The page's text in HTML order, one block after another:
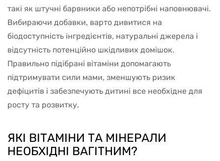
такі як штучні барвники або непотрібні наповнювачі.
Вибираючи добавки, варто дивитися на
біодоступність інгредієнтів, натуральні джерела і
відсутність потенційно шкідливих домішок.
Правильно підібрані вітаміни допомагають
підтримувати сили мами, зменшують ризик
дефіцитів і забезпечують дитині все необхідне для
росту та розвитку.
ЯКІ ВІТАМІНИ ТА МІНЕРАЛИ
НЕОБХІДНІ ВАГІТНИМ?